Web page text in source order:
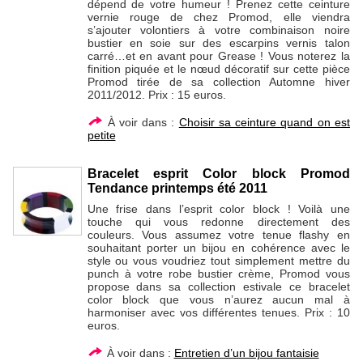
dépend de votre humeur ! Prenez cette ceinture
vernie rouge de chez Promod, elle viendra
s’ajouter volontiers à votre combinaison noire
bustier en soie sur des escarpins vernis talon
carré…et en avant pour Grease ! Vous noterez la
finition piquée et le nœud décoratif sur cette pièce
Promod tirée de sa collection Automne hiver
2011/2012. Prix : 15 euros.
À voir dans : Choisir sa ceinture quand on est
petite
Bracelet esprit Color block Promod
Tendance printemps été 2011
Une frise dans l’esprit color block ! Voilà une
touche qui vous redonne directement des
couleurs. Vous assumez votre tenue flashy en
souhaitant porter un bijou en cohérence avec le
style ou vous voudriez tout simplement mettre du
punch à votre robe bustier crème, Promod vous
propose dans sa collection estivale ce bracelet
color block que vous n’aurez aucun mal à
harmoniser avec vos différentes tenues. Prix : 10
euros.
À voir dans : Entretien d’un bijou fantaisie